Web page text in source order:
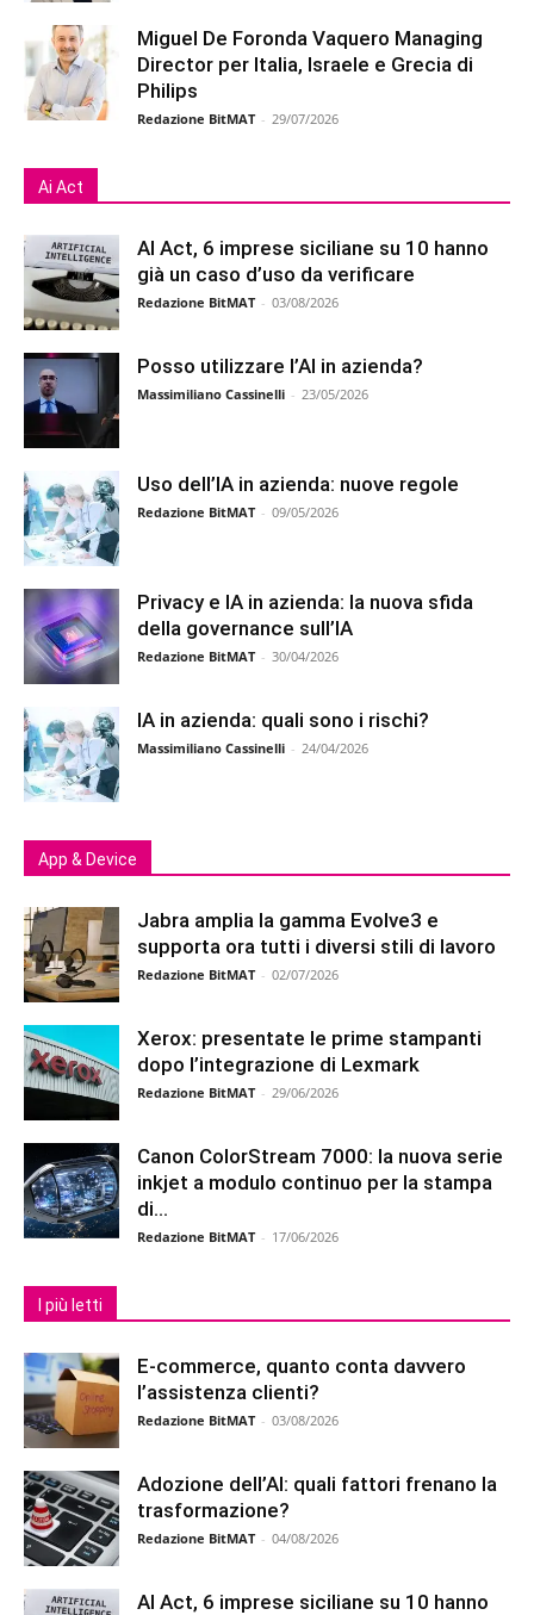
Miguel De Foronda Vaquero Managing
Director per Italia, Israele e Grecia di
Philips
Redazione BitMAT - 29/07/2026
Ai Act
AI Act, 6 imprese siciliane su 10 hanno
già un caso d’uso da verificare
Redazione BitMAT - 03/08/2026
Posso utilizzare l’AI in azienda?
Massimiliano Cassinelli - 23/05/2026
Uso dell’IA in azienda: nuove regole
Redazione BitMAT - 09/05/2026
Privacy e IA in azienda: la nuova sfida
della governance sull’IA
Redazione BitMAT - 30/04/2026
IA in azienda: quali sono i rischi?
Massimiliano Cassinelli - 24/04/2026
App & Device
Jabra amplia la gamma Evolve3 e
supporta ora tutti i diversi stili di lavoro
Redazione BitMAT - 02/07/2026
Xerox: presentate le prime stampanti
dopo l’integrazione di Lexmark
Redazione BitMAT - 29/06/2026
Canon ColorStream 7000: la nuova serie
inkjet a modulo continuo per la stampa
di...
Redazione BitMAT - 17/06/2026
I più letti
E-commerce, quanto conta davvero
l’assistenza clienti?
Redazione BitMAT - 03/08/2026
Adozione dell’AI: quali fattori frenano la
trasformazione?
Redazione BitMAT - 04/08/2026
AI Act, 6 imprese siciliane su 10 hanno